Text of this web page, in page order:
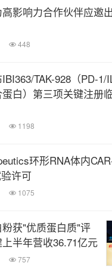
带来的家庭与国家的
播科学控糖理念、普
价值也不可小觑。美
相关数据，在脱敏
够助力提前预警疾病
提升糖尿病的早筛、预
研讨会暨“全民控糖
极响应国家“健康中国
划”发起初心，促进
影响力合作伙伴应邀
448
TAK-928（PD-
白）第三项关键注册
1198
环形RNA体内
许可
1075
获"优质蛋白质"评
半年营收36.71亿元
757